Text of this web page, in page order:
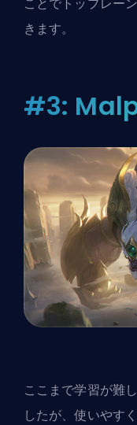
きます。
#3:
ここまで学習が難
したが、使いやす